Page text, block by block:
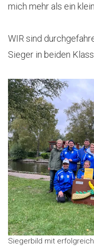
mich mehr als ein
WIR sind
Sieger in beiden
Siegerbild mit